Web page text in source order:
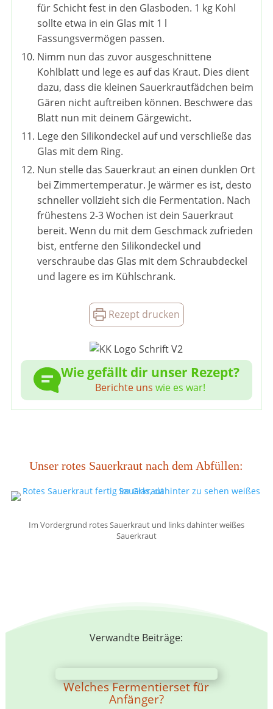
für Schicht fest in den Glasboden. 1 kg Kohl
sollte etwa in ein Glas mit 1 l
Fassungsvermögen passen.
Nimm nun das zuvor ausgeschnittene
Kohlblatt und lege es auf das Kraut. Dies dient
dazu, dass die kleinen Sauerkrautfädchen beim
Gären nicht auftreiben können. Beschwere das
Blatt nun mit deinem Gärgewicht.
Lege den Silikondeckel auf und verschließe das
Glas mit dem Ring.
Nun stelle das Sauerkraut an einen dunklen Ort
bei Zimmertemperatur. Je wärmer es ist, desto
schneller vollzieht sich die Fermentation. Nach
frühestens 2-3 Wochen ist dein Sauerkraut
bereit. Wenn du mit dem Geschmack zufrieden
bist, entferne den Silikondeckel und
verschraube das Glas mit dem Schraubdeckel
und lagere es im Kühlschrank.
Rezept drucken
Wie gefällt dir unser Rezept?
Berichte uns wie es war!
Unser rotes Sauerkraut nach dem Abfüllen:
Im Vordergrund rotes Sauerkraut und links dahinter weißes
Sauerkraut
Verwandte Beiträge:
Welches Fermentierset für
Anfänger?